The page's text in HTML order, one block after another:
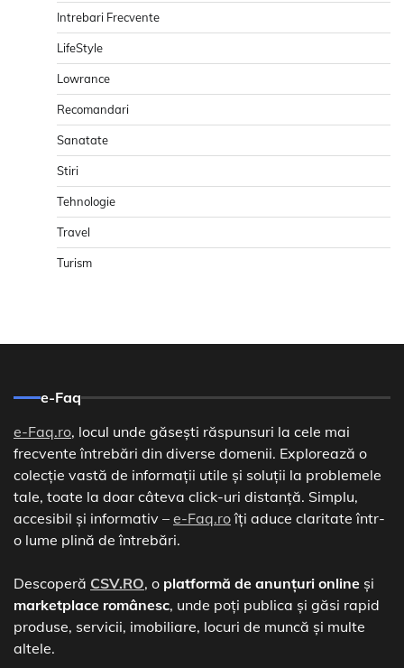
Intrebari Frecvente
LifeStyle
Lowrance
Recomandari
Sanatate
Stiri
Tehnologie
Travel
Turism
e-Faq
e-Faq.ro, locul unde găsești răspunsuri la cele mai
frecvente întrebări din diverse domenii. Explorează o
colecție vastă de informații utile și soluții la problemele
tale, toate la doar câteva click-uri distanță. Simplu,
accesibil și informativ – e-Faq.roîți aduce claritate într-
o lume plină de întrebări.
Descoperă CSV.RO, o platformă de anunțuri online și
marketplace românesc, unde poți publica și găsi rapid
produse, servicii, imobiliare, locuri de muncă și multe
altele.